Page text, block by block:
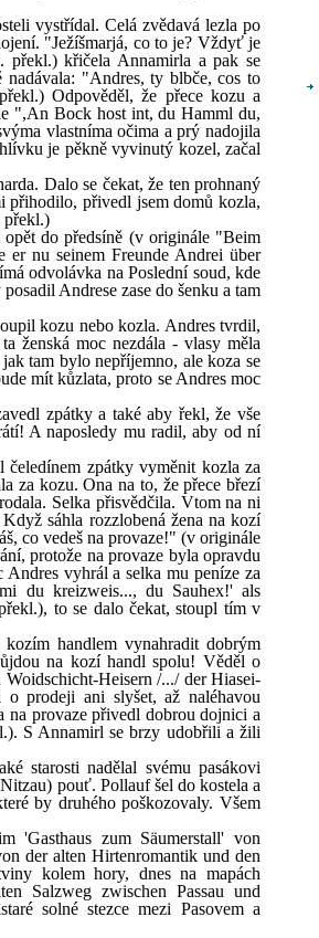
vystřídal. Celá zvědavá lezla po
"Ježíšmarjá, co to je? Vždyť je
křičela Annamirla a pak se
nadávala: "Andres, ty blbče, cos to
Odpověděl, že přece kozu a
",An Bock host int, du Hamml du,
vlastníma očima a prý nadojila
je pěkně vyvinutý kozel, začal
Dalo se čekat, že ten prohnaný
přihodilo, přivedl jsem domů kozla,
překl.)
do předsíně (v originále "Beim
er nu seinem Freunde Andrei über
odvolávka na Poslední soud, kde
Andrese zase do šenku a tam
kozu nebo kozla. Andres tvrdil,
ženská moc nezdála - vlasy měla
tam bylo nepříjemno, ale koza se
mít kůzlata, proto se Andres moc
zpátky a také aby řekl, že vše
A naposledy mu radil, aby od ní
čeledínem zpátky vyměnit kozla za
za kozu. Ona na to, že přece březí
Selka přisvědčila. Vtom na ni
sáhla rozzlobená žena na kozí
co vedeš na provaze!" (v originále
protože na provaze byla opravdu
vyhrál a selka mu peníze za
du kreizweis..., du Sauhex!' als
to se dalo čekat, stoupl tím v
handlem vynahradit dobrým
na kozí handl spolu! Věděl o
Heisern /.../ der Hiasei-
prodeji ani slyšet, až naléhavou
na provaze přivedl dobrou dojnici a
S Annamirl se brzy udobřili a žili
starosti nadělal svému pasákovi
pouť. Pollauf šel do kostela a
by druhého poškozovaly. Všem
'Gasthaus zum Säumerstall' von
der alten Hirtenromantik und den
kolem hory, dnes na mapách
Salzweg zwischen Passau und
solné stezce mezi Pasovem a